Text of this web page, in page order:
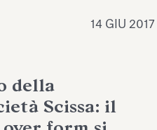
14 GIU 2017
della
Scissa: il